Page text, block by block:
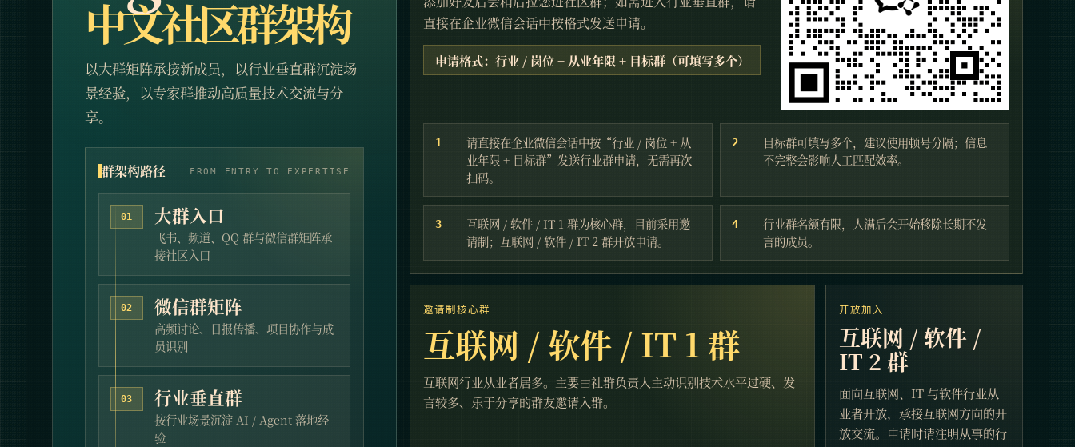
中文社区群架构
以大群矩阵承接新成员，以行业垂直群沉淀场
景经验，以专家群推动高质量技术交流与分
享。
群架构路径 FROM ENTRY TO EXPERTISE
01 大群入口
飞书、频道、QQ 群与微信群矩阵承
接社区入口
02 微信群矩阵
高频讨论、日报传播、项目协作与成
员识别
03 行业垂直群
按行业场景沉淀 AI / Agent 落地经
验
直接在企业微信会话中按格式发送申请。
申请格式：行业 / 岗位 + 从业年限 + 目标群（可填写多个）
1
请直接在企业微信会话中按“行业 / 岗位 + 从
业年限 + 目标群”发送行业群申请，无需再次
扫码。
2
目标群可填写多个，建议使用顿号分隔；信息
不完整会影响人工匹配效率。
3
互联网 / 软件 / IT 1 群为核心群，目前采用邀
请制；互联网 / 软件 / IT 2 群开放申请。
4
行业群名额有限，人满后会开始移除长期不发
言的成员。
邀请制核心群
互联网 / 软件 / IT 1 群
互联网行业从业者居多。主要由社群负责人主动识别技术水平过硬、发
言较多、乐于分享的群友邀请入群。
开放加入
互联网 / 软件 /
IT 2 群
面向互联网、IT 与软件行业从
业者开放，承接互联网方向的开
放交流。申请时请注明从事的行